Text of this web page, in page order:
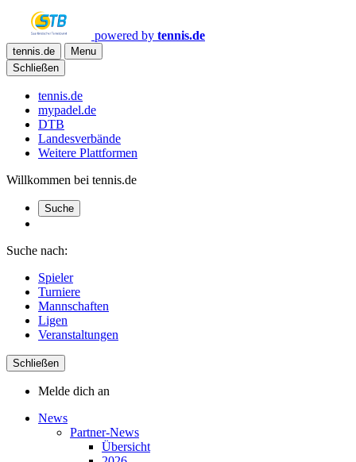
powered by tennis.de
tennis.de
Menu
Schließen
tennis.de
mypadel.de
DTB
Landesverbände
Weitere Plattformen
Willkommen bei tennis.de
Suche
Suche nach:
Spieler
Turniere
Mannschaften
Ligen
Veranstaltungen
Schließen
Melde dich an
News
Partner-News
Übersicht